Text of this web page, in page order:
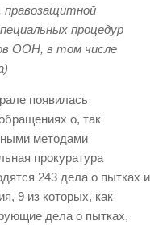
правозащитной
процедур
ООН, в том числе
появилась
о, так
методами
прокуратура
243 дела о пытках и
9 из которых, как
дела о пытках,